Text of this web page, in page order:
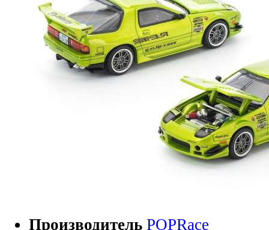
Производитель POPRace